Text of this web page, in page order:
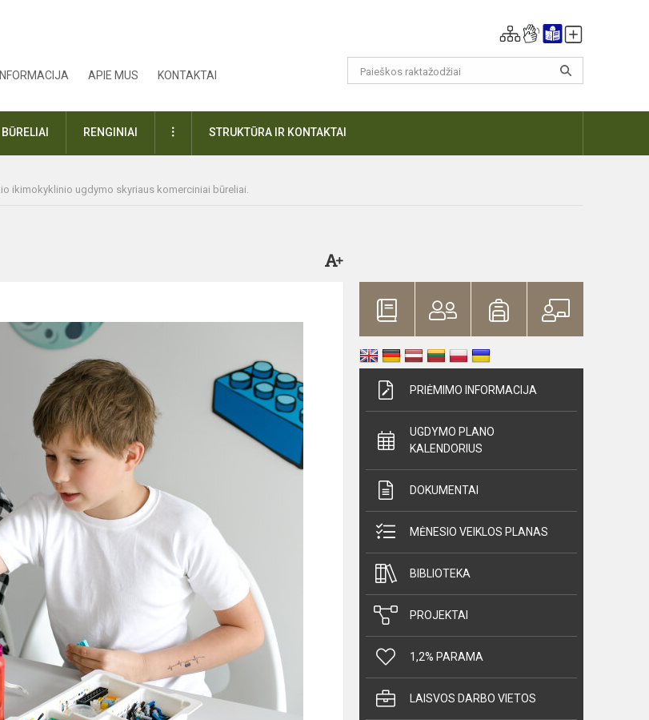
APIE MUS KONTAKTAI
BŪRELIAI RENGINIAI DAUGIAUSTRUKTŪRA IR KONTAKTAI
ikimokyklinio ugdymo skyriaus komerciniai būreliai.
PRIĖMIMO INFORMACIJA
UGDYMO PLANO
KALENDORIUS
DOKUMENTAI
MĖNESIO VEIKLOS PLANAS
BIBLIOTEKA
PROJEKTAI
1,2% PARAMA
LAISVOS DARBO VIETOS